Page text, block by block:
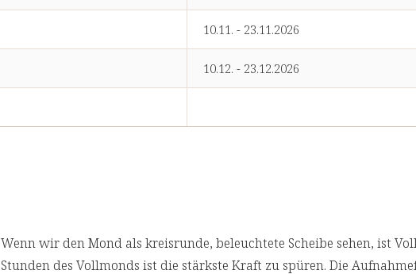
10.11. - 23.11.2026
10.12. - 23.12.2026
Wenn wir den Mond als kreisrunde, beleuchtete Scheibe sehen, ist
Stunden des Vollmonds ist die stärkste Kraft zu spüren. Die